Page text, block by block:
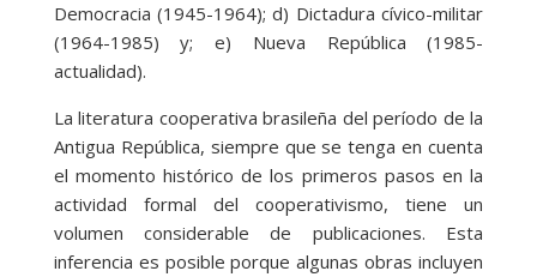
Democracia (1945-1964); d) Dictadura cívico-militar
(1964-1985) y; e) Nueva República (1985-
actualidad).
La literatura cooperativa brasileña del período de la
Antigua República, siempre que se tenga en cuenta
el momento histórico de los primeros pasos en la
actividad formal del cooperativismo, tiene un
volumen considerable de publicaciones. Esta
inferencia es posible porque algunas obras incluyen